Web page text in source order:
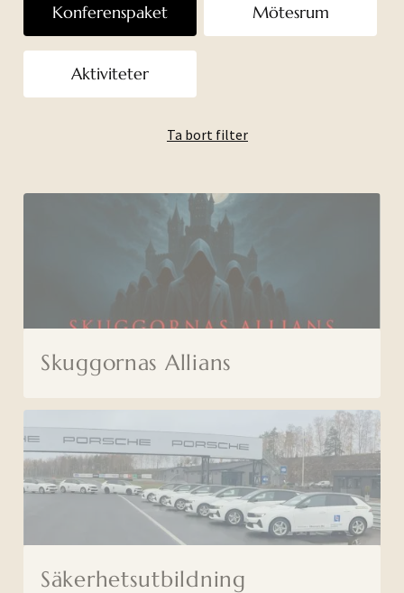
Konferenspaket Mötesrum
Aktiviteter
Ta bort filter
Skuggornas Allians
Säkerhetsutbildning